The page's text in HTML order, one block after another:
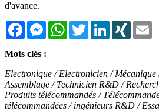
d'avance.
FacebookMessengerWhatsAppTwitterLinkedInXING
Mots clés :
Electronique / Electronicien /
Assemblage / Technicien R&D /
Produits télécommandés /
télécommandées / ingénieurs R&D /